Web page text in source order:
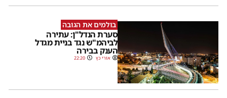
בולמים את הגובה
סערת הנדל"ן: עתירה
לביהמ"ש נגד בניית מגדל
הענק בבירה
אורי כץ 22:20